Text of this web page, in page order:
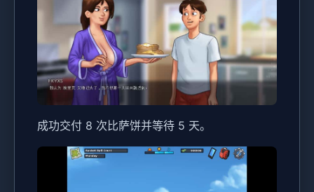
成功交付 8 次比萨饼并等待 5 天。